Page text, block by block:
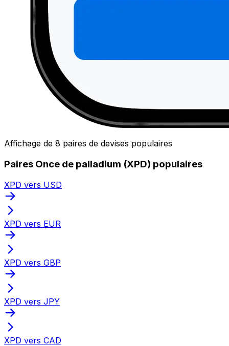
Affichage de 8 paires de devises populaires
Paires Once de palladium (XPD) populaires
XPD vers USD
XPD vers EUR
XPD vers GBP
XPD vers JPY
XPD vers CAD